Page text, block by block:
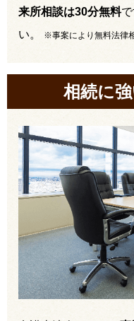
来所相談は30分無料
い。
※事案により無料法律
相続に